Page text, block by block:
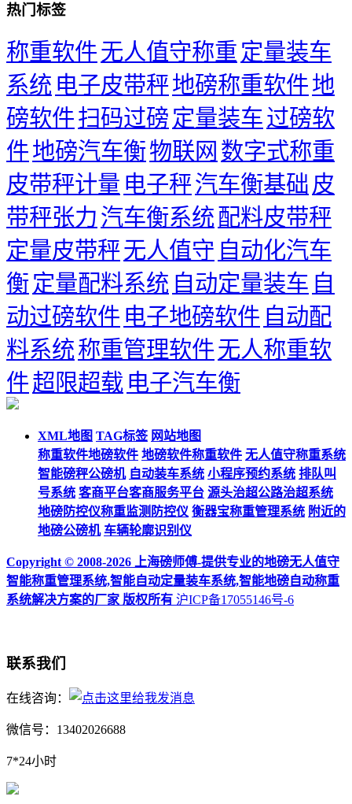
热门标签
称重软件无人值守称重 定量装车
系统 电子皮带秤地磅称重软件地
磅软件扫码过磅 定量装车过磅软
件地磅汽车衡物联网 数字式称重
皮带秤计量 电子秤汽车衡基础 皮
带秤张力 汽车衡系统 配料皮带秤
定量皮带秤无人值守 自动化汽车
衡 定量配料系统 自动定量装车 自
动过磅软件 电子地磅软件 自动配
料系统称重管理软件无人称重软
件超限超载 电子汽车衡
XML地图 TAG标签 网站地图
称重软件地磅软件 地磅软件称重软件 无人值守称重系统
智能磅秤公磅机 自动装车系统 小程序预约系统 排队叫
号系统 客商平台客商服务平台 源头治超公路治超系统
地磅防控仪称重监测防控仪 衡器宝称重管理系统 附近的
地磅公磅机 车辆轮廓识别仪
Copyright © 2008-2026 上海磅师傅-提供专业的地磅无人值守
智能称重管理系统,智能自动定量装车系统,智能地磅自动称重
系统解决方案的厂家 版权所有 沪ICP备17055146号-6
联系我们
在线咨询：
微信号：13402026688
7*24小时